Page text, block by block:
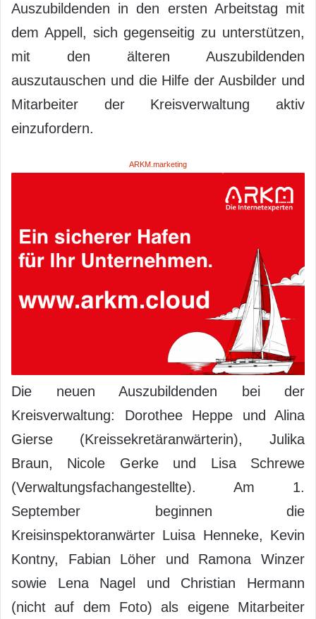
Auszubildenden in den ersten Arbeitstag mit
dem Appell, sich gegenseitig zu unterstützen,
mit den älteren Auszubildenden
auszutauschen und die Hilfe der Ausbilder und
Mitarbeiter der Kreisverwaltung aktiv
einzufordern.
ARKM.marketing
Die neuen Auszubildenden bei der
Kreisverwaltung: Dorothee Heppe und Alina
Gierse (Kreissekretäranwärterin), Julika
Braun, Nicole Gerke und Lisa Schrewe
(Verwaltungsfachangestellte). Am 1.
September beginnen die
Kreisinspektoranwärter Luisa Henneke, Kevin
Kontny, Fabian Löher und Ramona Winzer
sowie Lena Nagel und Christian Hermann
(nicht auf dem Foto) als eigene Mitarbeiter